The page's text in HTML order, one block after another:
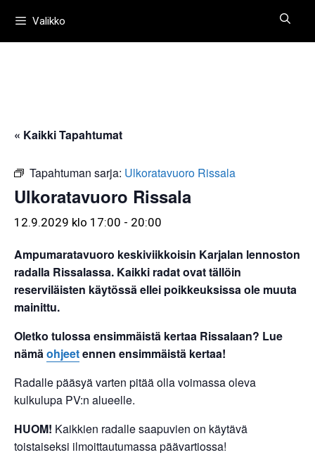
sisältöönValikko
« Kaikki Tapahtumat
Tapahtuman sarja: Ulkoratavuoro Rissala
Ulkoratavuoro Rissala
12.9.2029 klo 17:00 - 20:00
Ampumaratavuoro keskiviikkoisin Karjalan lennoston
radalla Rissalassa. Kaikki radat ovat tällöin
reserviläisten käytössä ellei poikkeuksissa ole muuta
mainittu.
Oletko tulossa ensimmäistä kertaa Rissalaan? Lue
nämäohjeetennen ensimmäistä kertaa!
Radalle pääsyä varten pitää olla voimassa oleva
kulkulupa PV:n alueelle.
HUOM! Kaikkien radalle saapuvien on käytävä
toistaiseksi ilmoittautumassa päävartiossa!